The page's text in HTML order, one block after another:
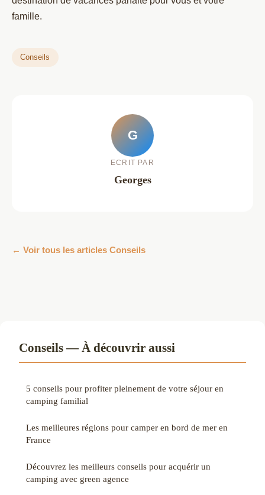
famille.
Conseils
G
ECRIT PAR
Georges
← Voir tous les articles Conseils
Conseils — À découvrir aussi
5 conseils pour profiter pleinement de votre séjour en
camping familial
Les meilleures régions pour camper en bord de mer en
France
Découvrez les meilleurs conseils pour acquérir un
camping avec green agence